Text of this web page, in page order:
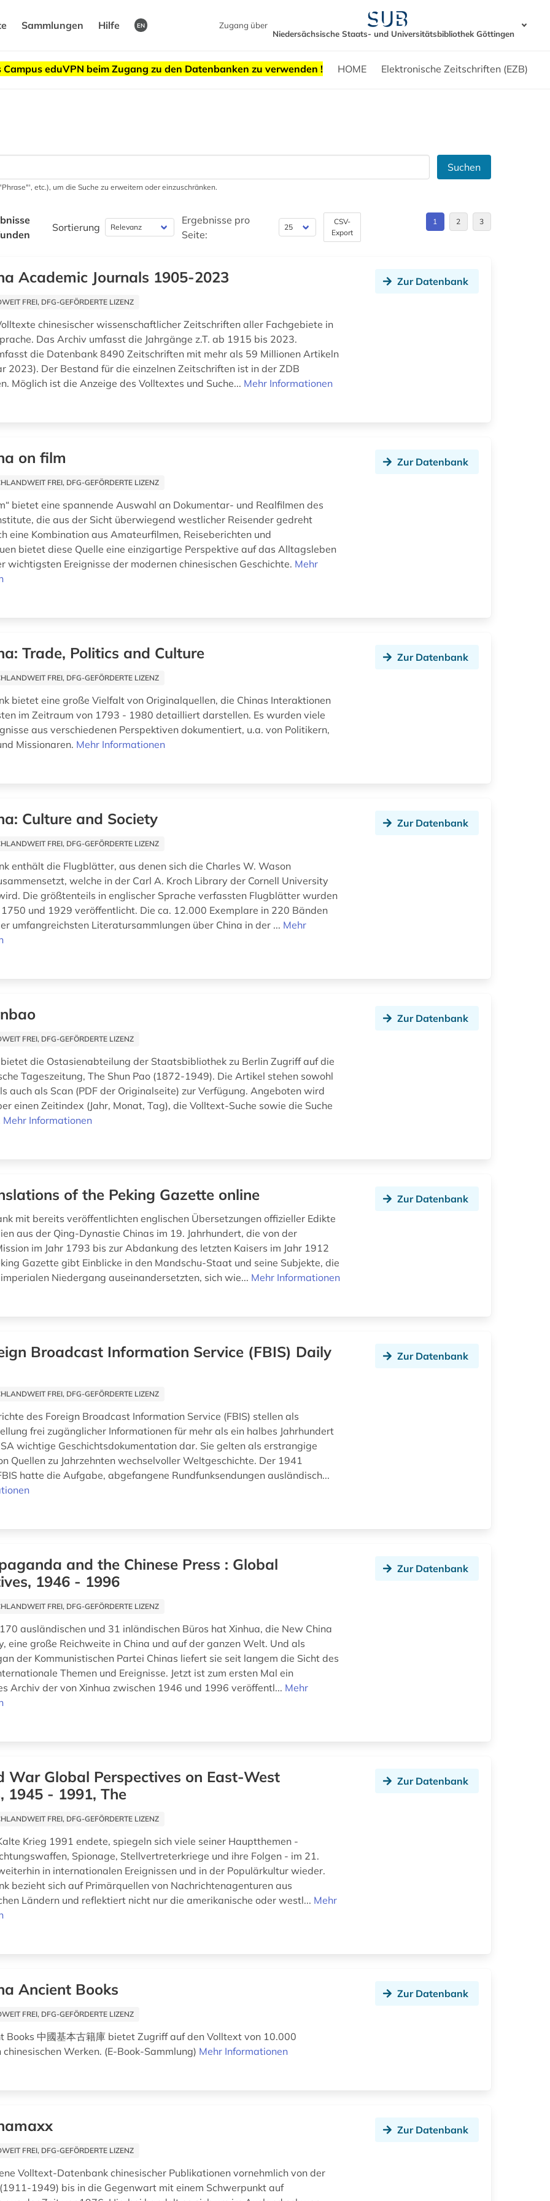
Sammlungen Hilfe EN
Zugang über
Niedersächsische Staats- und Universitätsbibliothek Göttingen
eduVPN beim Zugang zu den Datenbanken zu verwenden ! HOME Elektronische Zeitschriften (EZB)
Suchen
etc.), um die Suche zu erweitern oder einzuschränken.
Sortierung
Ergebnisse pro
Seite:
CSV-
Export
1 2 3
Academic Journals 1905-2023
FREI, DFG-GEFÖRDERTE LIZENZ
chinesischer wissenschaftlicher Zeitschriften aller Fachgebiete in
Das Archiv umfasst die Jahrgänge z.T. ab 1915 bis 2023.
die Datenbank 8490 Zeitschriften mit mehr als 59 Millionen Artikeln
2023). Der Bestand für die einzelnen Zeitschriften ist in der ZDB
Möglich ist die Anzeige des Volltextes und Suche... Mehr Informationen
Zur Datenbank
on film
FREI, DFG-GEFÖRDERTE LIZENZ
bietet eine spannende Auswahl an Dokumentar- und Realfilmen des
die aus der Sicht überwiegend westlicher Reisender gedreht
eine Kombination aus Amateurfilmen, Reiseberichten und
bietet diese Quelle eine einzigartige Perspektive auf das Alltagsleben
wichtigsten Ereignisse der modernen chinesischen Geschichte. Mehr
Zur Datenbank
Trade, Politics and Culture
FREI, DFG-GEFÖRDERTE LIZENZ
bietet eine große Vielfalt von Originalquellen, die Chinas Interaktionen
im Zeitraum von 1793 - 1980 detailliert darstellen. Es wurden viele
aus verschiedenen Perspektiven dokumentiert, u.a. von Politikern,
Missionaren. Mehr Informationen
Zur Datenbank
Culture and Society
FREI, DFG-GEFÖRDERTE LIZENZ
enthält die Flugblätter, aus denen sich die Charles W. Wason
welche in der Carl A. Kroch Library der Cornell University
Die größtenteils in englischer Sprache verfassten Flugblätter wurden
und 1929 veröffentlicht. Die ca. 12.000 Exemplare in 220 Bänden
umfangreichsten Literatursammlungen über China in der ... Mehr
Zur Datenbank
FREI, DFG-GEFÖRDERTE LIZENZ
die Ostasienabteilung der Staatsbibliothek zu Berlin Zugriff auf die
Tageszeitung, The Shun Pao (1872-1949). Die Artikel stehen sowohl
auch als Scan (PDF der Originalseite) zur Verfügung. Angeboten wird
einen Zeitindex (Jahr, Monat, Tag), die Volltext-Suche sowie die Suche
Mehr Informationen
Zur Datenbank
of the Peking Gazette online
mit bereits veröffentlichten englischen Übersetzungen offizieller Edikte
aus der Qing-Dynastie Chinas im 19. Jahrhundert, die von der
im Jahr 1793 bis zur Abdankung des letzten Kaisers im Jahr 1912
Gazette gibt Einblicke in den Mandschu-Staat und seine Subjekte, die
Niedergang auseinandersetzten, sich wie... Mehr Informationen
Zur Datenbank
Broadcast Information Service (FBIS) Daily
FREI, DFG-GEFÖRDERTE LIZENZ
des Foreign Broadcast Information Service (FBIS) stellen als
frei zugänglicher Informationen für mehr als ein halbes Jahrhundert
wichtige Geschichtsdokumentation dar. Sie gelten als erstrangige
Quellen zu Jahrzehnten wechselvoller Weltgeschichte. Der 1941
hatte die Aufgabe, abgefangene Rundfunksendungen ausländisch...
Zur Datenbank
and the Chinese Press : Global
1946 - 1996
FREI, DFG-GEFÖRDERTE LIZENZ
ausländischen und 31 inländischen Büros hat Xinhua, die New China
eine große Reichweite in China und auf der ganzen Welt. Und als
der Kommunistischen Partei Chinas liefert sie seit langem die Sicht des
Themen und Ereignisse. Jetzt ist zum ersten Mal ein
Archiv der von Xinhua zwischen 1946 und 1996 veröffentl... Mehr
Zur Datenbank
War Global Perspectives on East-West
1945 - 1991, The
FREI, DFG-GEFÖRDERTE LIZENZ
Krieg 1991 endete, spiegeln sich viele seiner Hauptthemen -
Spionage, Stellvertreterkriege und ihre Folgen - im 21.
in internationalen Ereignissen und in der Populärkultur wieder.
bezieht sich auf Primärquellen von Nachrichtenagenturen aus
Ländern und reflektiert nicht nur die amerikanische oder westl... Mehr
Zur Datenbank
Ancient Books
FREI, DFG-GEFÖRDERTE LIZENZ
Books 中國基本古籍庫 bietet Zugriff auf den Volltext von 10.000
Werken. (E-Book-Sammlung) Mehr Informationen
Zur Datenbank
FREI, DFG-GEFÖRDERTE LIZENZ
Volltext-Datenbank chinesischer Publikationen vornehmlich von der
1949) bis in die Gegenwart mit einem Schwerpunkt auf
Zur Datenbank